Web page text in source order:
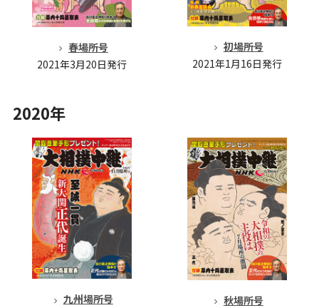
春場所号
2021年3月20日発行
初場所号
2021年1月16日発行
2020年
九州場所号
秋場所号